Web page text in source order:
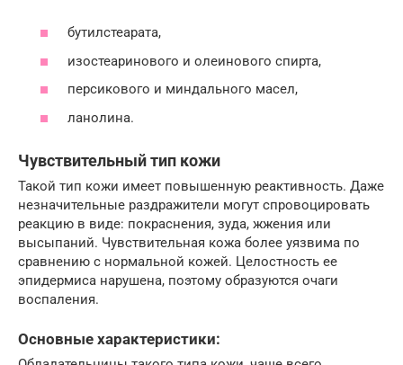
бутилстеарата,
изостеаринового и олеинового спирта,
персикового и миндального масел,
ланолина.
Чувствительный тип кожи
Такой тип кожи имеет повышенную реактивность. Даже
незначительные раздражители могут спровоцировать
реакцию в виде: покраснения, зуда, жжения или
высыпаний. Чувствительная кожа более уязвима по
сравнению с нормальной кожей. Целостность ее
эпидермиса нарушена, поэтому образуются очаги
воспаления.
Основные характеристики: